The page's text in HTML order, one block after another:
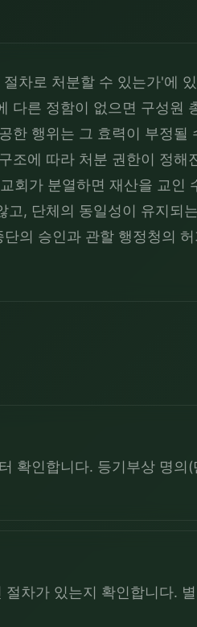
차로 처분할 수 있는가'에
다른 정함이 없으면 구성원
한 행위는 그 효력이 부정
조에 따라 처분 권한이 정
회가 분열하면 재산을 교인
, 단체의 동일성이 유지되
의 승인과 관할 행정청의
확인합니다. 등기부상 명의
차가 있는지 확인합니다.